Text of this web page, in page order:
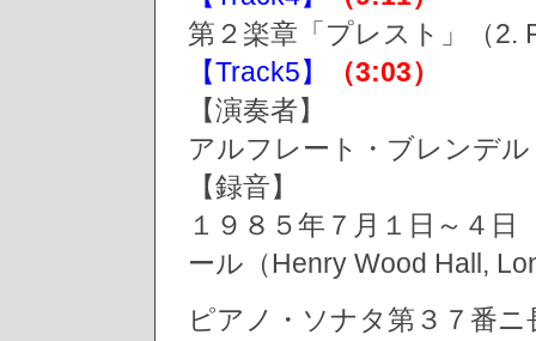
第２楽章「プレスト」（2.
【Track5】
（3:03）
【演奏者】
アルフレート・ブレンデ
【録音】
１９８５年７月１日～４
ール（Henry Wood Hall,
ピアノ・ソナタ第３７番